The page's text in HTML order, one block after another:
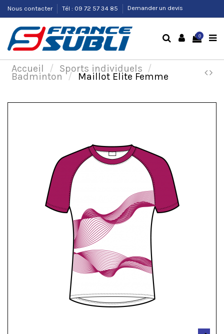
Nous contacter Tél : 09 72 57 34 85 Demander un devis
0
Accueil Sports individuels
Badminton Maillot Elite Femme